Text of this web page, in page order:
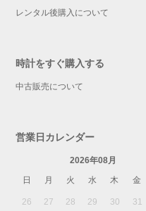
レンタル後購入について
時計をすぐ購入する
中古販売について
営業日カレンダー
2026年08月
日
月 火 水 木 金
26 27 28 29 30 31